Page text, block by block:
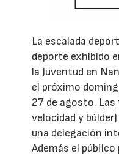
La escalada
deporte exhibido
la Juventud en
el próximo
27 de agosto.
velocidad y
una delegación
Además el